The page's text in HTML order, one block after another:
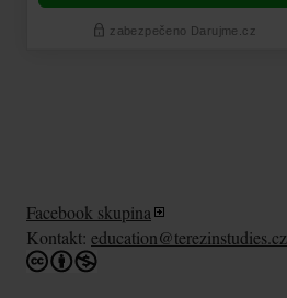
Facebook skupina
Kontakt: education@terezinstudies.cz